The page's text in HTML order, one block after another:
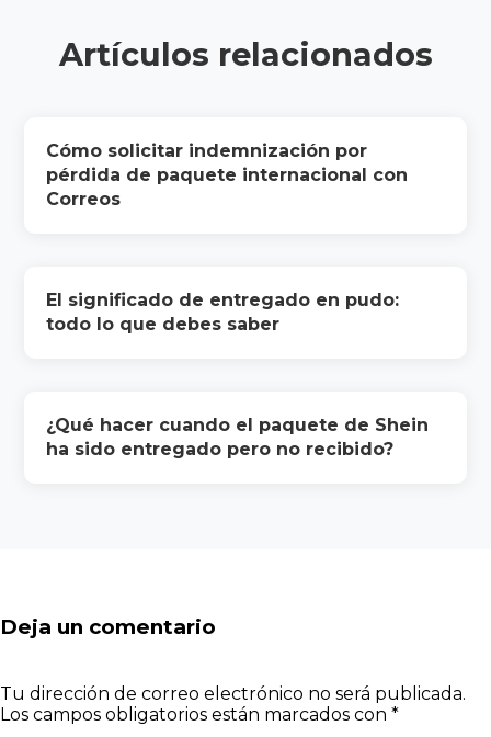
Artículos relacionados
Cómo solicitar indemnización por
pérdida de paquete internacional con
Correos
El significado de entregado en pudo:
todo lo que debes saber
¿Qué hacer cuando el paquete de Shein
ha sido entregado pero no recibido?
Deja un comentario
Tu dirección de correo electrónico no será publicada.
Los campos obligatorios están marcados con *